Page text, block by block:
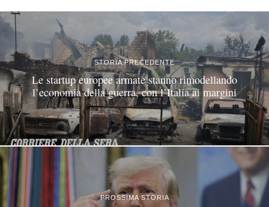
STORIA PRECEDENTE
Le startup europee armate stanno rimodellando
l’economia della guerra, con l’Italia ai margini
PROSSIMA STORIA